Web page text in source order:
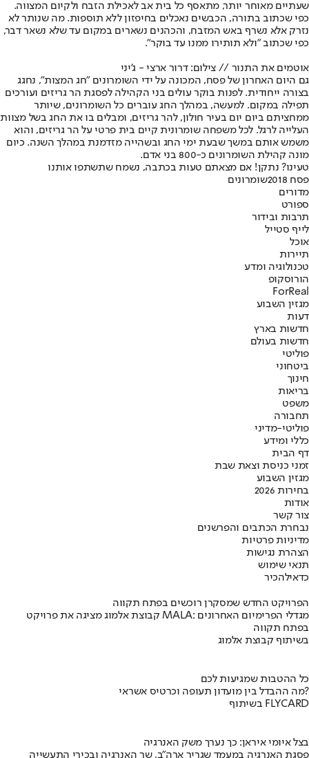
שעתיים מאוחר יותר, מתאסף כל בית אב לאכילת הזבח ולקיום המצווה.
כפי שכתוב בתורה, הכבשים נאכלים בחיפזון ללא תוספות. מה שנותר לא
נזרק אלא נשרף באש המזבח, והכהנים נשארים במקום עד שלא נשאר דבר,
כפי שכתוב "ולא תותירו ממנו עד בוקר".
אוטמים את התנור // צילום: דרור ארצי - ג'יני
גם היום האחרון של פסח, המכונה על ידי השומרונים "חג המצות", נחגג
בצורה ייחודית. לפנות בוקר עולים בני הקהילה לפסגת הר גריזים ועורכים
תפילה במקום. למעשה, במהלך החג עוברים כל השומרונים, שיותר
ממחציתם ביום יום בעיר חולון, להר גריזים, ומבלים בו את החג בשל מצוות
העלייה לרגל. לכל משפחה שומרונית קיים בית פרטי על הר גריזים, והוא
משמש אותם במשך שבעת ימי החג ובשהייה מזדמנת במהלך השנה. כיום
מונה קהילת השומרונים כ-800 בני אדם.
טעינו? נתקן! אם מצאתם טעות בכתבה, נשמח שתשתפו אותנו
פסח 2018
שומרונים
מדורים
ספורט
תרבות ובידור
לייף סטייל
אוכל
תיירות
טכנולוגיה ומדע
הורוסקופ
ForReal
מגזין השבוע
דעות
חדשות בארץ
חדשות בעולם
פוליטי
ביטחוני
חינוך
בריאות
משפט
תחבורה
פוליטי-מדיני
כללי ומידע
דף הבית
זמני כניסת וצאת שבת
מגזין השבוע
בחירות 2026
אודות
צור קשר
נבחרת הכתבים והפרשנים
מדיניות פרטיות
הצהרת נגישות
תנאי שימוש
כדאילהכיר
הפרויקט החדש שמסקרן רוכשים בפתח תקווה
קבוצת אלמוג מציגה את פרויקט MALA: מגדלי הפרימיום האחרונים
בפתח תקווה
בשיתוף קבוצת אלמוג
כל ההטבות שמגיעות לכם
מה ההבדל בין מועדון תעופה וכרטיס אשראי?
בשיתוף FLYCARD
בצל איומי איראן: כך נערך משק האנרגיה
פסגת האנרגיה במעמד שגריר ארה"ב, שר האנרגיה ובכירי התעשייה